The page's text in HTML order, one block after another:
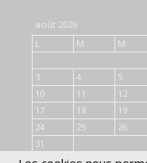
août 2026
L
M M
3
4 5
10
11 12
17
18 19
24
25 26
31